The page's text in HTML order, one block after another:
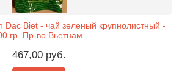
Dac Biet - чай зеленый крупнолистный -
гр. Пр-во Вьетнам.
467,00 руб.